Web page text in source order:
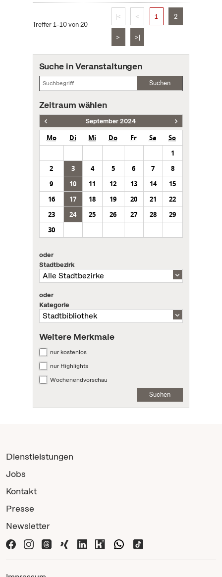
Treffer 1–10 von 20
|< < 1 2
> >|
Suche in Veranstaltungen
Suchen
Zeitraum wählen
September 2024
Mo Di Mi Do Fr Sa
So
1
2
3 4 5 6 7
8
9
10 11 12 13 14
15
16
17 18 19 20 21
22
23
24 25 26 27 28
29
30
oder
Stadtbezirk
oder
Kategorie
Weitere Merkmale
nur kostenlos
nur Highlights
Wochenendvorschau
Suchen
Dienstleistungen
Jobs
Kontakt
Presse
Newsletter